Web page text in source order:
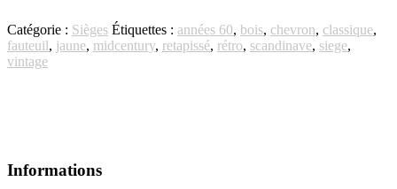
Catégorie : Sièges Étiquettes : années 60, bois, chevron, classique,
fauteuil, jaune, midcentury, retapissé, rétro, scandinave, siege,
vintage
Informations